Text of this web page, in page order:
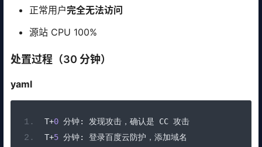
正常用户完全无法访问
源站 CPU 100%
处置过程（30 分钟）
yaml
T+0 分钟: 发现攻击，确认是 CC 攻击
T+5 分钟:
登录百度云防护，添加域名